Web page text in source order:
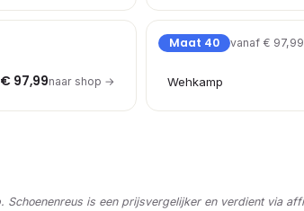
€ 97,99naar shop →
Maat 40 vanaf € 97,99
Wehkamp
is een prijsvergelijker en verdient via